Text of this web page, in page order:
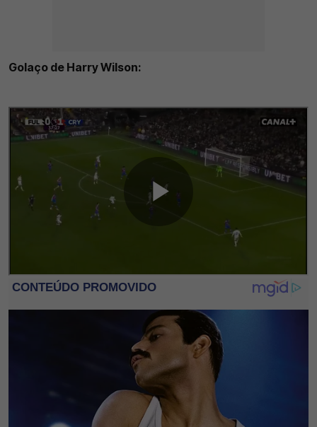
Golaço de Harry Wilson: